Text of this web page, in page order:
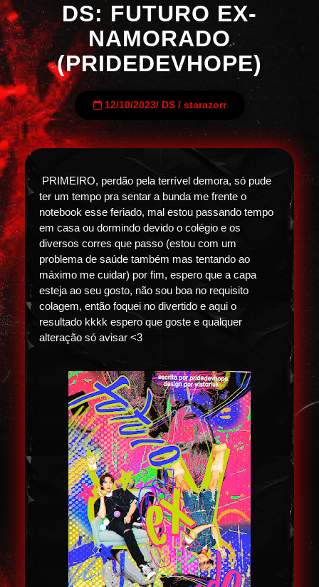
DS: FUTURO EX-
NAMORADO
(PRIDEDEVHOPE)
12/10/2023/ DS/ starazorr
PRIMEIRO, perdão pela terrível demora, só pude
ter um tempo pra sentar a bunda me frente o
notebook esse feriado, mal estou passando tempo
em casa ou dormindo devido o colégio e os
diversos corres que passo (estou com um
problema de saúde também mas tentando ao
máximo me cuidar) por fim, espero que a capa
esteja ao seu gosto, não sou boa no requisito
colagem, então foquei no divertido e aqui o
resultado kkkk espero que goste e qualquer
alteração só avisar <3